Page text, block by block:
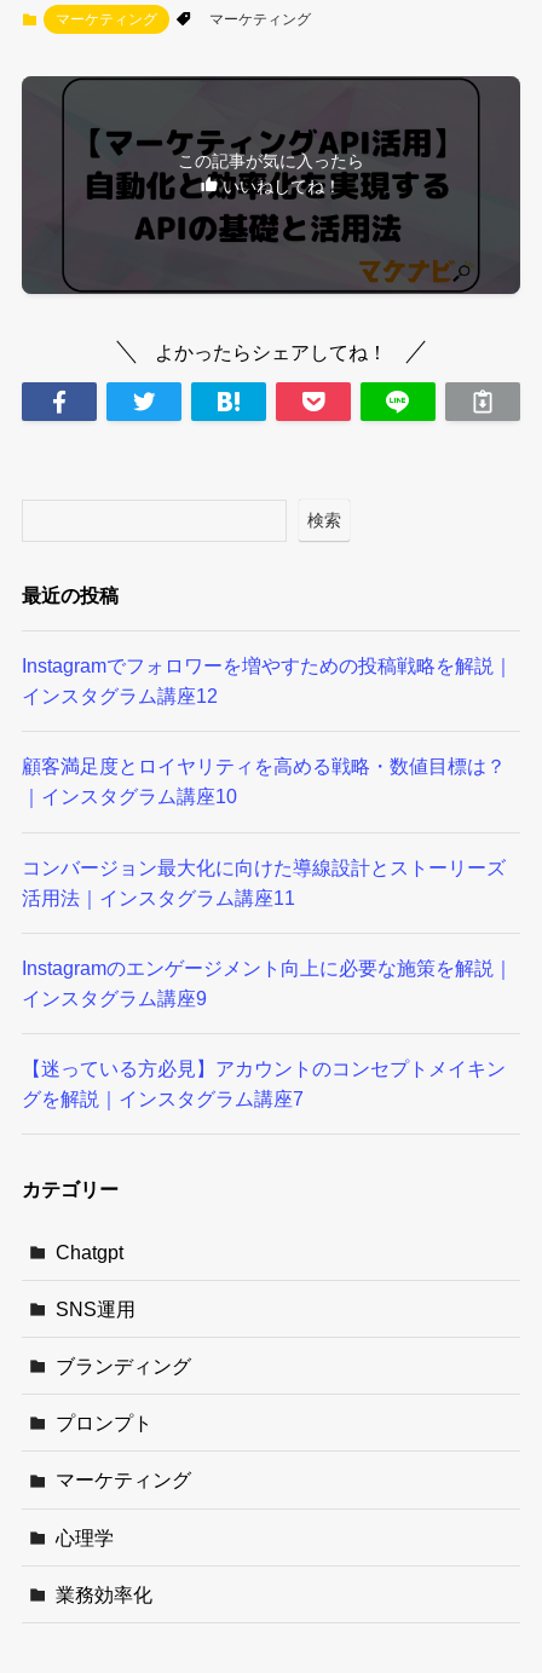
マーケティング マーケティング
この記事が気に入ったら
いいねしてね！
よかったらシェアしてね！
検索
最近の投稿
Instagramでフォロワーを増やすための投稿戦略を解説｜
インスタグラム講座12
顧客満足度とロイヤリティを高める戦略・数値目標は？
｜インスタグラム講座10
コンバージョン最大化に向けた導線設計とストーリーズ
活用法｜インスタグラム講座11
Instagramのエンゲージメント向上に必要な施策を解説｜
インスタグラム講座9
【迷っている方必見】アカウントのコンセプトメイキン
グを解説｜インスタグラム講座7
カテゴリー
Chatgpt
SNS運用
ブランディング
プロンプト
マーケティング
心理学
業務効率化